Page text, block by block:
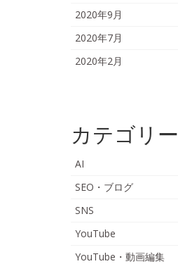
2020年9月
2020年7月
2020年2月
カテゴリー
AI
SEO・ブログ
SNS
YouTube
YouTube・動画編集